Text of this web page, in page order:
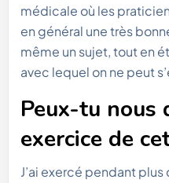
médicale où les
en général une très
même un sujet, tout en
avec lequel on ne peut
Peux-tu nous
exercice de
J’ai exercé pendant plus